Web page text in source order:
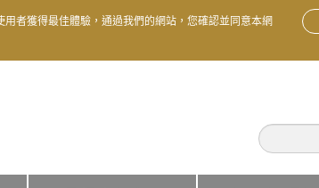
者獲得最佳體驗，通過我們的網站，您確認並同意本網